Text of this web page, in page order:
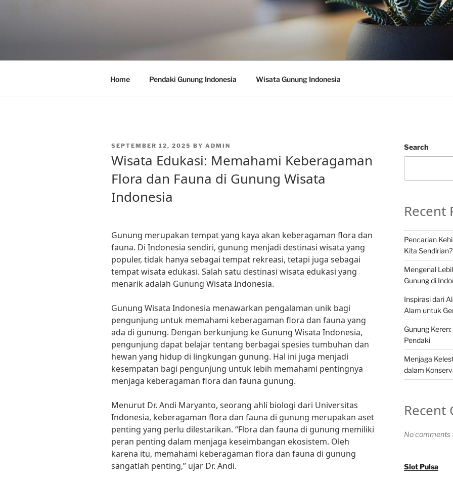
Home Pendaki Gunung Indonesia Wisata Gunung Indonesia
POSTED
SEPTEMBER 12, 2025 BY ADMIN
Wisata Edukasi: Memahami Keberagaman
Flora dan Fauna di Gunung Wisata
Indonesia
Gunung merupakan tempat yang kaya akan keberagaman flora dan
fauna. Di Indonesia sendiri, gunung menjadi destinasi wisata yang
populer, tidak hanya sebagai tempat rekreasi, tetapi juga sebagai
tempat wisata edukasi. Salah satu destinasi wisata edukasi yang
menarik adalah Gunung Wisata Indonesia.
Gunung Wisata Indonesia menawarkan pengalaman unik bagi
pengunjung untuk memahami keberagaman flora dan fauna yang
ada di gunung. Dengan berkunjung ke Gunung Wisata Indonesia,
pengunjung dapat belajar tentang berbagai spesies tumbuhan dan
hewan yang hidup di lingkungan gunung. Hal ini juga menjadi
kesempatan bagi pengunjung untuk lebih memahami pentingnya
menjaga keberagaman flora dan fauna gunung.
Menurut Dr. Andi Maryanto, seorang ahli biologi dari Universitas
Indonesia, keberagaman flora dan fauna di gunung merupakan aset
penting yang perlu dilestarikan. “Flora dan fauna di gunung memiliki
peran penting dalam menjaga keseimbangan ekosistem. Oleh
karena itu, memahami keberagaman flora dan fauna di gunung
sangatlah penting,” ujar Dr. Andi.
Search
Recent
Pencarian
Kita Sendirian?
Mengenal
Gunung di
Inspirasi dari
Alam untuk
Gunung
Pendaki
Menjaga
dalam
Recent
No comments
Slot Pulsa